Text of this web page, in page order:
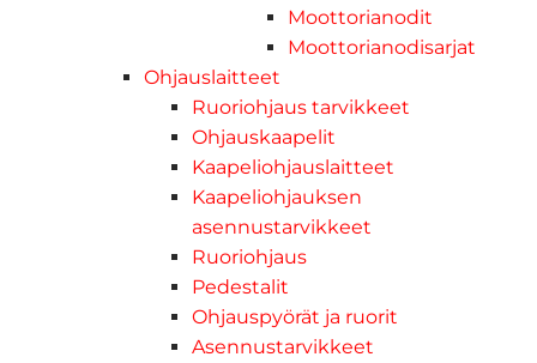
Moottorianodit
Moottorianodisarjat
Ohjauslaitteet
Ruoriohjaus tarvikkeet
Ohjauskaapelit
Kaapeliohjauslaitteet
Kaapeliohjauksen
asennustarvikkeet
Ruoriohjaus
Pedestalit
Ohjauspyörät ja ruorit
Asennustarvikkeet